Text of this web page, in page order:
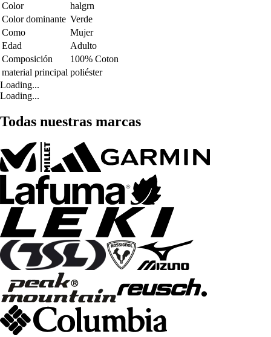
Color
halgrn
Color dominante Verde
Como
Mujer
Edad
Adulto
Composición
100% Coton
material principal poliéster
Loading...
Loading...
Todas nuestras marcas